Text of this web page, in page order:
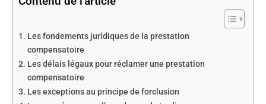
Les fondements juridiques de la prestation
compensatoire
Les délais légaux pour réclamer une prestation
compensatoire
Les exceptions au principe de forclusion